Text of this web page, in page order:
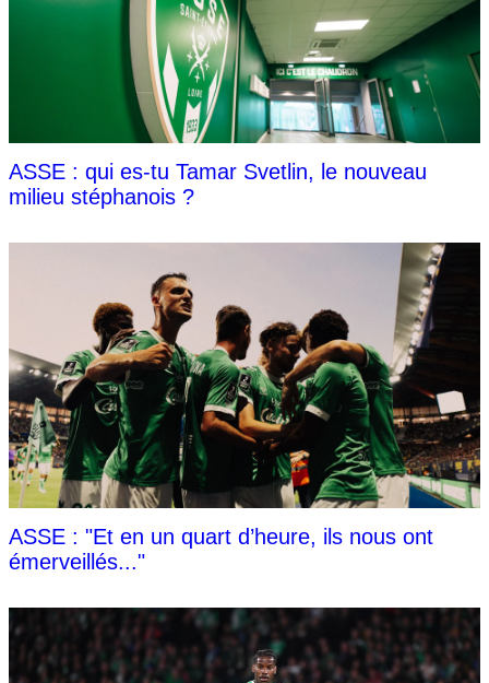
ASSE : qui es-tu Tamar Svetlin, le nouveau
milieu stéphanois ?
ASSE : "Et en un quart d’heure, ils nous ont
émerveillés..."